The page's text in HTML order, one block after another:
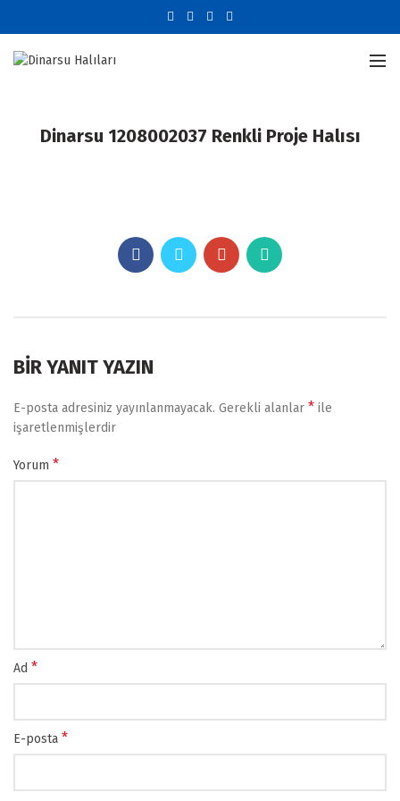
Dinarsu 1208002037 Renkli Proje Halısı
BIR YANIT YAZIN
E-posta adresiniz yayınlanmayacak. Gerekli alanlar * ile
işaretlenmişlerdir
Yorum *
Ad *
E-posta *